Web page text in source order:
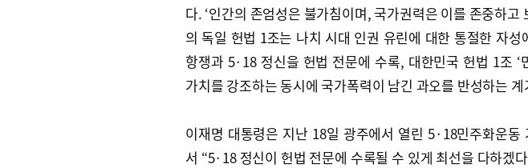
다. ‘인간의 존엄성은 불가침이며, 국가권력은 이를 존중하고
의 독일 헌법 1조는 나치 시대 인권 유린에 대한 통절한 자
항쟁과 5·18 정신을 헌법 전문에 수록, 대한민국 헌법 1조 ‘
가치를 강조하는 동시에 국가폭력이 남긴 과오를 반성하는
이재명 대통령은 지난 18일 광주에서 열린 5·18민주화운동
서 “5·18 정신이 헌법 전문에 수록될 수 있게 최선을 다하겠